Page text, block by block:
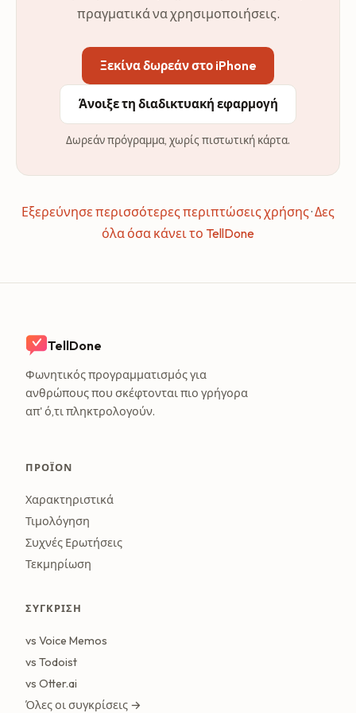
πραγματικά να χρησιμοποιήσεις.
Ξεκίνα δωρεάν στο iPhone
Άνοιξε τη διαδικτυακή εφαρμογή
Δωρεάν πρόγραμμα, χωρίς πιστωτική κάρτα.
Εξερεύνησε περισσότερες περιπτώσεις χρήσης·Δες
όλα όσα κάνει το TellDone
TellDone
Φωνητικός προγραμματισμός για
ανθρώπους που σκέφτονται πιο γρήγορα
απ' ό,τι πληκτρολογούν.
ΠΡΟΪΌΝ
Χαρακτηριστικά
Τιμολόγηση
Συχνές Ερωτήσεις
Τεκμηρίωση
ΣΎΓΚΡΙΣΗ
vs Voice Memos
vs Todoist
vs Otter.ai
Όλες οι συγκρίσεις →